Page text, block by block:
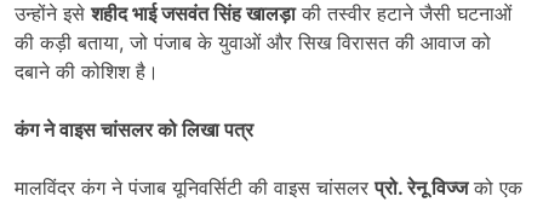
उन्होंने इसेशहीद भाई जसवंत सिंह खालड़ाकी तस्वीर हटाने जैसी घटनाओं
की कड़ी बताया, जो पंजाब के युवाओं और सिख विरासत की आवाज को
दबाने की कोशिश है।
कंग ने वाइस चांसलर को लिखा पत्र
मालविंदर कंग ने पंजाब यूनिवर्सिटी की वाइस चांसलरप्रो. रेनू विज्जको एक